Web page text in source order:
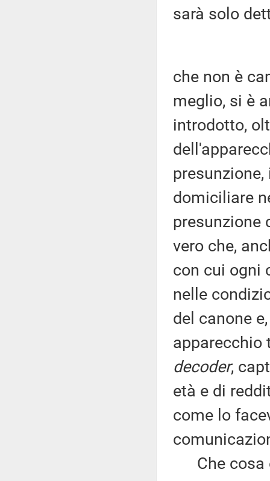
sarà solo
che non è
meglio, si è
introdotto,
domiciliare
presunzione
vero che,
con cui ogni
nelle
del canone
apparecchio
decoder,
età e di
come lo
Che cosa